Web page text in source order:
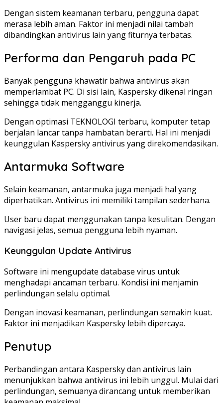
Dengan sistem keamanan terbaru, pengguna dapat
merasa lebih aman. Faktor ini menjadi nilai tambah
dibandingkan antivirus lain yang fiturnya terbatas.
Performa dan Pengaruh pada PC
Banyak pengguna khawatir bahwa antivirus akan
memperlambat PC. Di sisi lain, Kaspersky dikenal ringan
sehingga tidak mengganggu kinerja.
Dengan optimasi TEKNOLOGI terbaru, komputer tetap
berjalan lancar tanpa hambatan berarti. Hal ini menjadi
keunggulan Kaspersky antivirus yang direkomendasikan.
Antarmuka Software
Selain keamanan, antarmuka juga menjadi hal yang
diperhatikan. Antivirus ini memiliki tampilan sederhana.
User baru dapat menggunakan tanpa kesulitan. Dengan
navigasi jelas, semua pengguna lebih nyaman.
Keunggulan Update Antivirus
Software ini mengupdate database virus untuk
menghadapi ancaman terbaru. Kondisi ini menjamin
perlindungan selalu optimal.
Dengan inovasi keamanan, perlindungan semakin kuat.
Faktor ini menjadikan Kaspersky lebih dipercaya.
Penutup
Perbandingan antara Kaspersky dan antivirus lain
menunjukkan bahwa antivirus ini lebih unggul. Mulai dari
perlindungan, semuanya dirancang untuk memberikan